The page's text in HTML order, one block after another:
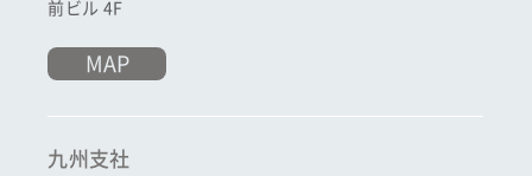
前ビル 4F
MAP
九州支社